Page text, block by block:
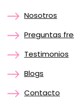
Nosotros
Preguntas
Testimonios
Blogs
Contacto